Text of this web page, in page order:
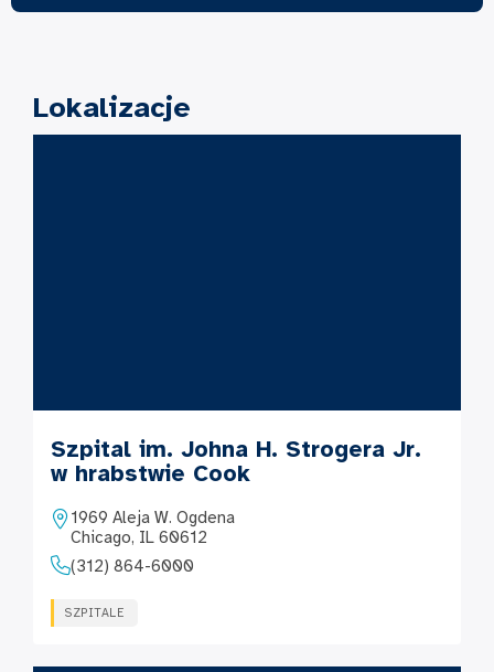
Lokalizacje
Szpital im. Johna H. Strogera Jr.
w hrabstwie Cook
1969 Aleja W. Ogdena
Chicago, IL 60612
(312) 864-6000
SZPITALE